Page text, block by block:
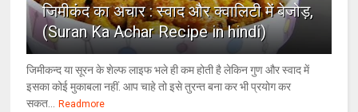
जिमीकंद का अचार : स्वाद और क्वालिटी में बेजोड़,
(Suran Ka Achar Recipe in hindi)
जिमीकन्द या सूरन के शेल्फ लाइफ भले ही कम होती है लेकिन गुण और स्वाद में
इसका कोई मुकाबला नहीं. आप चाहे तो इसे तुरन्त बना कर भी प्रयोग कर
सकत...
Readmore